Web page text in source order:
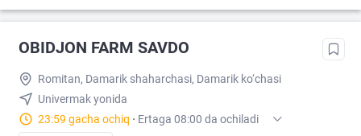
OBIDJON FARM SAVDO
Romitan, Damarik shaharchasi, Damarik ko‘chasi
Univermak yonida
23:59 gacha ochiq · Ertaga 08:00 da ochiladi